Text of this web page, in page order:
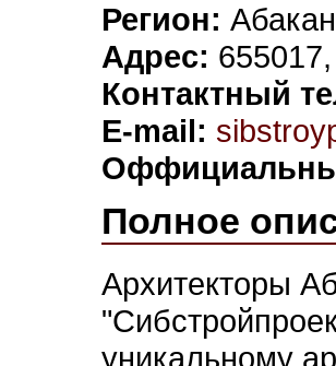
Регион: Абакан
Адрес:
Контактный
E-mail:
Полное
Архитекторы
уникальному